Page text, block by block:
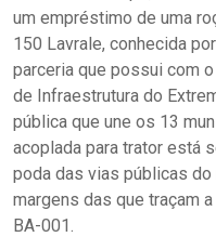
um empréstimo de uma
150 Lavrale, conhecida
parceria que possui com
de Infraestrutura do
pública que une os 13
acoplada para trator está
poda das vias públicas
margens das que traçam
BA-001.